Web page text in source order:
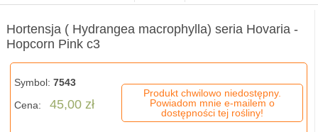
Hortensja ( Hydrangea macrophylla) seria Hovaria -
Hopcorn Pink c3
Symbol: 7543
Cena:
45,00 zł
Produkt chwilowo niedostępny.
Powiadom mnie e-mailem o
dostępności tej rośliny!